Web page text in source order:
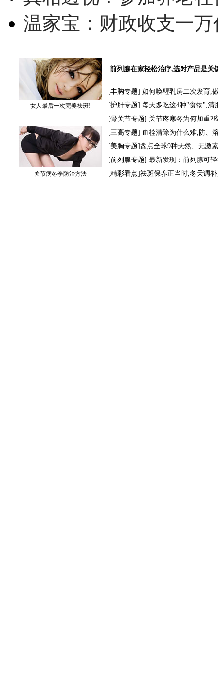
温家宝：财政收支一
女人最后一次完美祛斑!
前列腺在家轻松治疗,选对产品是关
[丰胸专题] 如何唤醒乳房二次发育,
[护肝专题] 每天多吃这4种"食物",清
[骨关节专题] 关节疼寒冬为何加重?
关节病冬季防治方法
[三高专题] 血栓清除为什么难,防、
[美胸专题]盘点全球9种天然、无激
[前列腺专题] 最新发现：前列腺可
[精彩看点]祛斑保养正当时,冬天调